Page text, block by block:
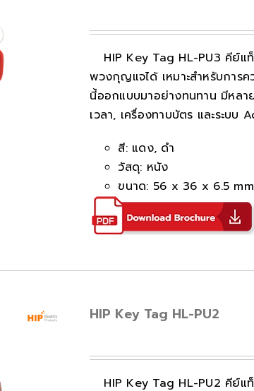
HIP Key Tag HL-PU3 คีย์แ
พวงกุญแจได้ เหมาะสำหรับการ
นี้ออกแบบมาอย่างทนทาน มีหลา
เวลา, เครื่องทาบบัตร และระบบ
สี: แดง, ดำ
วัสดุ: หนัง
ขนาด: 56 x 36 x 6.5 mm
HIP Key Tag HL-PU2
HIP Key Tag HL-PU2 คีย์แ